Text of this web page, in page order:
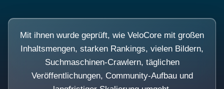
Mit ihnen wurde geprüft, wie VeloCore mit großen
Inhaltsmengen, starken Rankings, vielen Bildern,
Suchmaschinen-Crawlern, täglichen
Veröffentlichungen, Community-Aufbau und